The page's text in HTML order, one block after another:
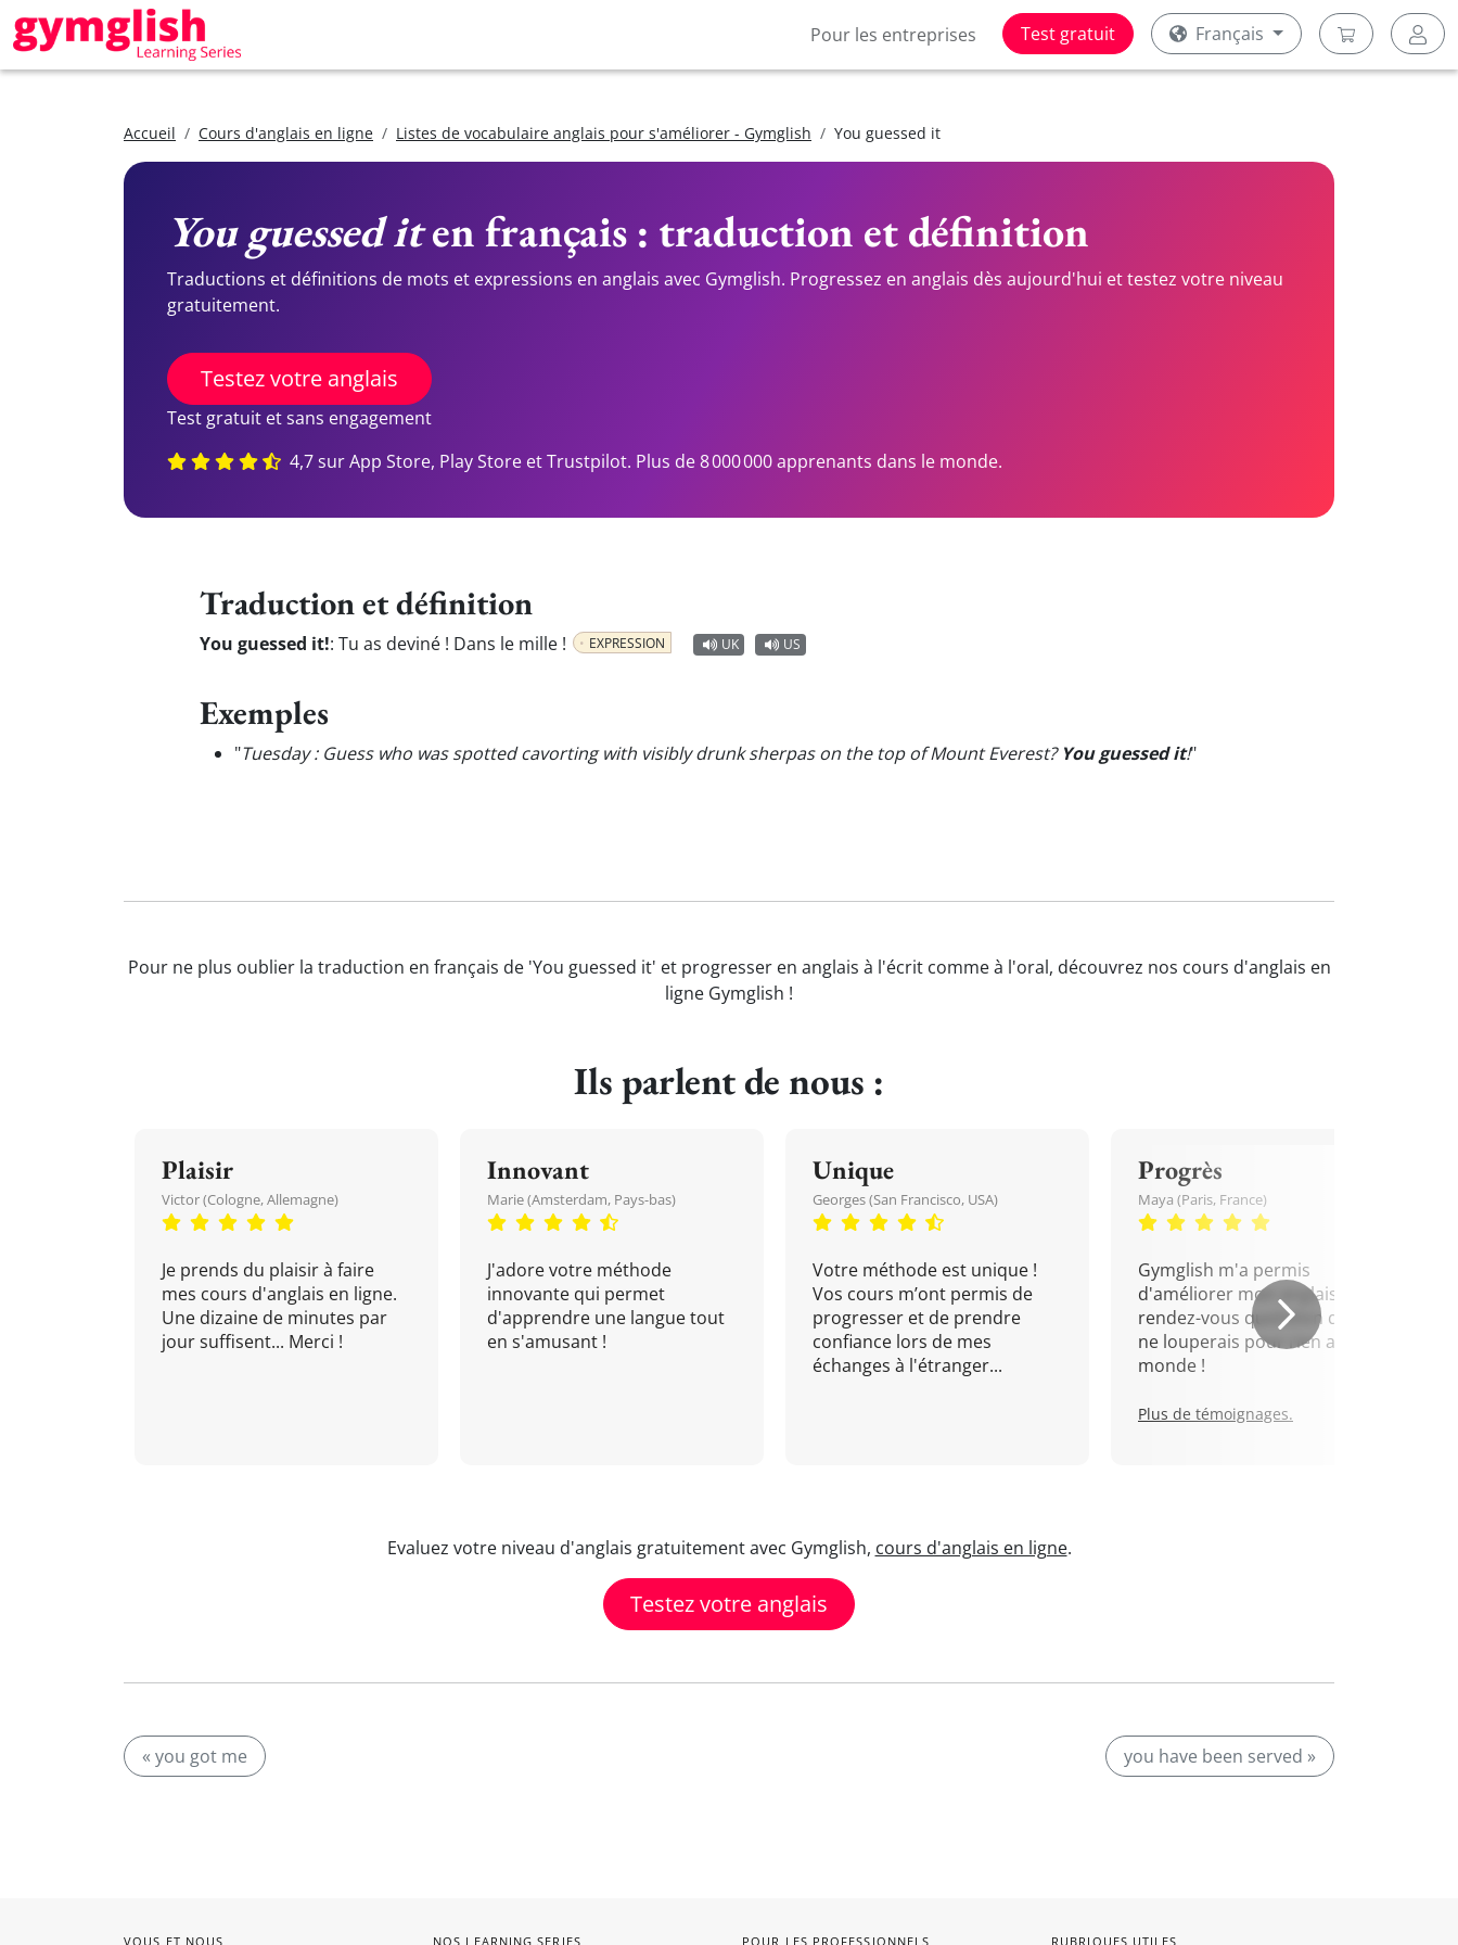
Pour les entreprises Test gratuit Français
Accueil Cours d'anglais en ligne Listes de vocabulaire anglais pour s'améliorer - Gymglish You guessed it
You guessed iten français : traduction et définition
Traductions et définitions de mots et expressions en anglais avec Gymglish. Progressez en anglais dès aujourd'hui et testez votre niveau
gratuitement.
Testez votre anglais
Test gratuit et sans engagement
4,7 sur App Store, Play Store et Trustpilot. Plus de 8 000 000 apprenants dans le monde.
Traduction et définition
You guessed it!: Tu as deviné ! Dans le mille ! EXPRESSION UK US
Exemples
"Tuesday : Guess who was spotted cavorting with visibly drunk sherpas on the top of Mount Everest? You guessed it!"
Pour ne plus oublier la traduction en français de 'You guessed it' et progresser en anglais à l'écrit comme à l'oral, découvrez nos cours d'anglais en
ligne Gymglish !
Ils parlent de nous :
Plaisir
Victor (Cologne, Allemagne)
Je prends du plaisir à faire
mes cours d'anglais en ligne.
Une dizaine de minutes par
jour suffisent... Merci !
Innovant
Marie (Amsterdam, Pays-bas)
J'adore votre méthode
innovante qui permet
d'apprendre une langue tout
en s'amusant !
Unique
Georges (San Francisco, USA)
Votre méthode est unique !
Vos cours m’ont permis de
progresser et de prendre
confiance lors de mes
échanges à l'étranger...
Progrès
Maya (Paris, France)
Gymglish m'a permis
d'améliorer mon anglais. Un
rendez-vous quotidien que je
ne louperais pour rien au
monde !
Plus de témoignages.
Evaluez votre niveau d'anglais gratuitement avec Gymglish, cours d'anglais en ligne.
Testez votre anglais
« you got me you have been served »
VOUS ET NOUS NOS LEARNING SERIES POUR LES PROFESSIONNELS RUBRIQUES UTILES